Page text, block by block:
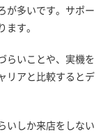
が多いです。サポー
す。
らいことや、実機を
リアと比較するとデ
いしか来店をしない